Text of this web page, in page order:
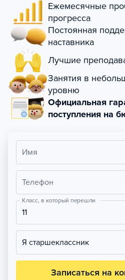
Ежемесячные
прогресса
Постоянная
наставника
Лучшие
Занятия в
уровню
Официальная
поступления на
Имя
Телефон
Класс, в который перешли
11
Я старшеклассник
Записаться на